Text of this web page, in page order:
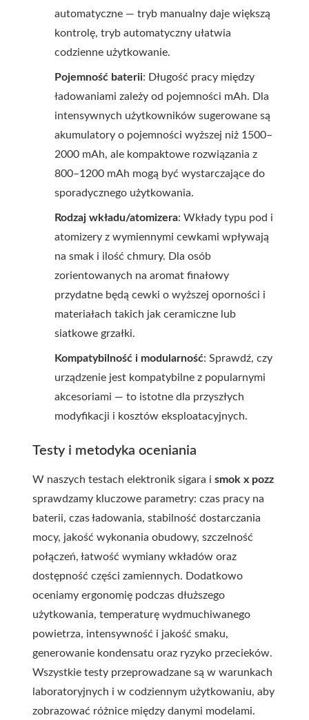
automatyczne — tryb manualny daje większą
kontrolę, tryb automatyczny ułatwia
codzienne użytkowanie.
Pojemność baterii: Długość pracy między
ładowaniami zależy od pojemności mAh. Dla
intensywnych użytkowników sugerowane są
akumulatory o pojemności wyższej niż 1500–
2000 mAh, ale kompaktowe rozwiązania z
800–1200 mAh mogą być wystarczające do
sporadycznego użytkowania.
Rodzaj wkładu/atomizera: Wkłady typu pod i
atomizery z wymiennymi cewkami wpływają
na smak i ilość chmury. Dla osób
zorientowanych na aromat finałowy
przydatne będą cewki o wyższej oporności i
materiałach takich jak ceramiczne lub
siatkowe grzałki.
Kompatybilność i modularność: Sprawdź, czy
urządzenie jest kompatybilne z popularnymi
akcesoriami — to istotne dla przyszłych
modyfikacji i kosztów eksploatacyjnych.
Testy i metodyka oceniania
W naszych testach elektron ik sigara i smok x pozz
sprawdzamy kluczowe parametry: czas pracy na
baterii, czas ładowania, stabilność dostarczania
mocy, jakość wykonania obudowy, szczelność
połączeń, łatwość wymiany wkładów oraz
dostępność części zamiennych. Dodatkowo
oceniamy ergonomię podczas dłuższego
użytkowania, temperaturę wydmuchiwanego
powietrza, intensywność i jakość smaku,
generowanie kondensatu oraz ryzyko przecieków.
Wszystkie testy przeprowadzane są w warunkach
laboratoryjnych i w codziennym użytkowaniu, aby
zobrazować różnice między danymi modelami.